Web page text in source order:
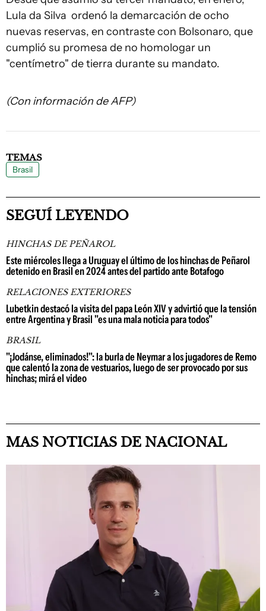
Lula da Silva ordenó la demarcación de ocho
nuevas reservas, en contraste con Bolsonaro, que
cumplió su promesa de no homologar un
"centímetro" de tierra durante su mandato.
(Con información de AFP)
TEMAS
Brasil
SEGUÍ LEYENDO
HINCHAS DE PEÑAROL
Este miércoles llega a Uruguay el último de los hinchas de Peñarol
detenido en Brasil en 2024 antes del partido ante Botafogo
RELACIONES EXTERIORES
Lubetkin destacó la visita del papa León XIV y advirtió que la tensión
entre Argentina y Brasil "es una mala noticia para todos"
BRASIL
"¡Jodánse, eliminados!": la burla de Neymar a los jugadores de Remo
que calentó la zona de vestuarios, luego de ser provocado por sus
hinchas; mirá el video
MAS NOTICIAS DE NACIONAL